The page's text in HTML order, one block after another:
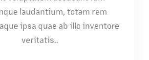
laudantium, totam rem
ipsa quae ab illo inventore
veritatis..